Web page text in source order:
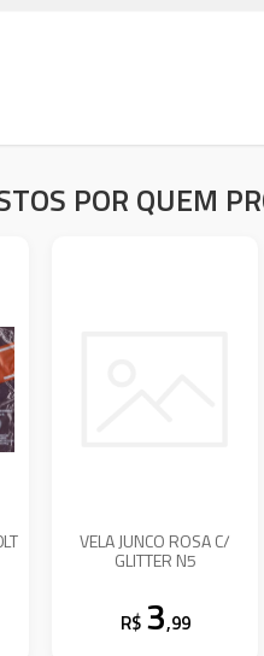
POR QUEM
VELA JUNCO ROSA C/
GLITTER N5
R$ 3,99